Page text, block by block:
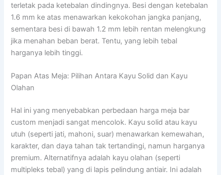
terletak pada ketebalan dindingnya. Besi dengan ketebalan
1.6 mm ke atas menawarkan kekokohan jangka panjang,
sementara besi di bawah 1.2 mm lebih rentan melengkung
jika menahan beban berat. Tentu, yang lebih tebal
harganya lebih tinggi.
Papan Atas Meja: Pilihan Antara Kayu Solid dan Kayu
Olahan
Hal ini yang menyebabkan perbedaan harga meja bar
custom menjadi sangat mencolok. Kayu solid atau kayu
utuh (seperti jati, mahoni, suar) menawarkan kemewahan,
karakter, dan daya tahan tak tertandingi, namun harganya
premium. Alternatifnya adalah kayu olahan (seperti
multipleks tebal) yang di lapis pelindung antiair. Ini adalah